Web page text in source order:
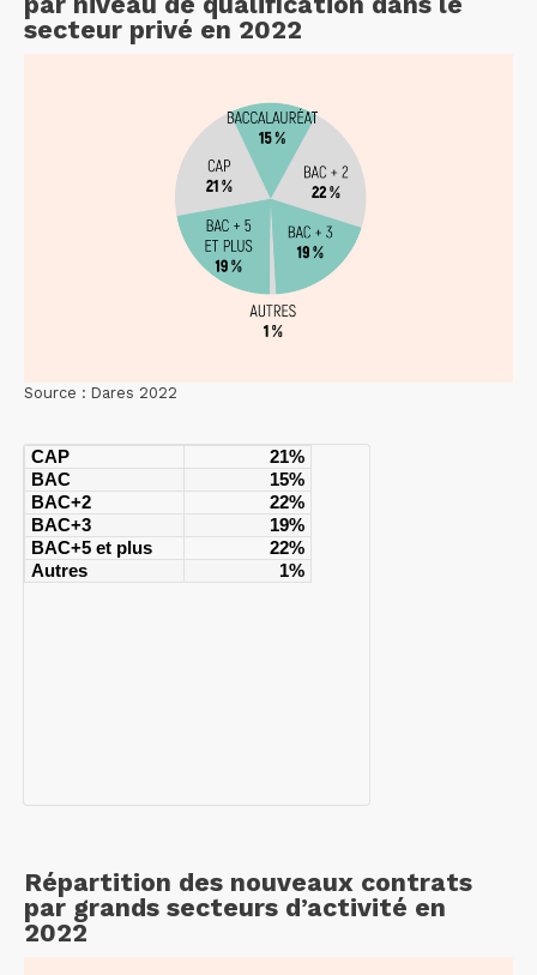
secteur privé en 2022
Source : Dares 2022
CAP
21%
BAC
15%
BAC+2
22%
BAC+3
19%
BAC+5 et plus
22%
Autres
1%
Répartition des nouveaux contrats
par grands secteurs d’activité en
2022